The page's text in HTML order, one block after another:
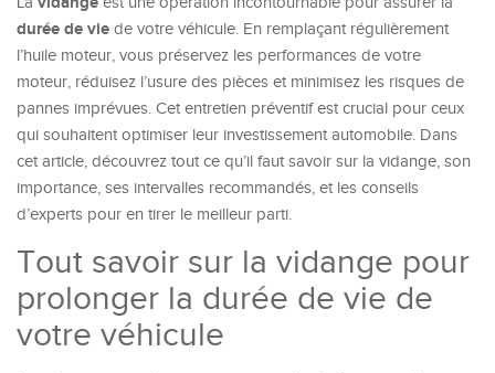
durée de vie de votre véhicule. En remplaçant régulièrement
l’huile moteur, vous préservez les performances de votre
moteur, réduisez l’usure des pièces et minimisez les risques de
pannes imprévues. Cet entretien préventif est crucial pour ceux
qui souhaitent optimiser leur investissement automobile. Dans
cet article, découvrez tout ce qu’il faut savoir sur la vidange, son
importance, ses intervalles recommandés, et les conseils
d’experts pour en tirer le meilleur parti.
Tout savoir sur la vidange pour
prolonger la durée de vie de
votre véhicule